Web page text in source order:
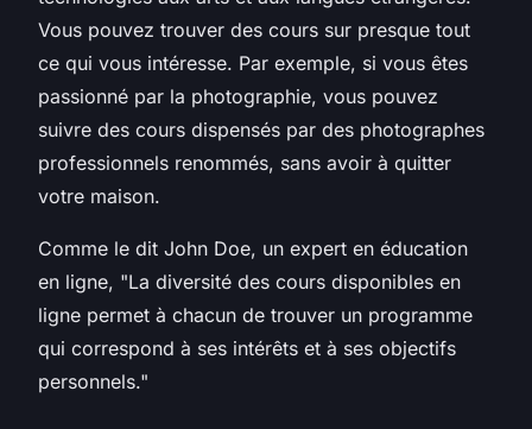
Vous pouvez trouver des cours sur presque tout
ce qui vous intéresse. Par exemple, si vous êtes
passionné par la photographie, vous pouvez
suivre des cours dispensés par des photographes
professionnels renommés, sans avoir à quitter
votre maison.
Comme le dit John Doe, un expert en éducation
en ligne, "La diversité des cours disponibles en
ligne permet à chacun de trouver un programme
qui correspond à ses intérêts et à ses objectifs
personnels."